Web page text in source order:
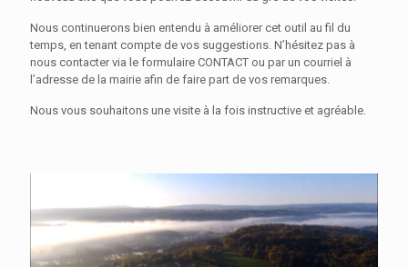
Nous continuerons bien entendu à améliorer cet outil au fil du
temps, en tenant compte de vos suggestions. N’hésitez pas à
nous contacter via le formulaire CONTACT ou par un courriel à
l’adresse de la mairie afin de faire part de vos remarques.
Nous vous souhaitons une visite à la fois instructive et agréable.